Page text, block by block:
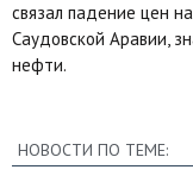
связал падение цен
Саудовской Аравии,
нефти.
НОВОСТИ ПО ТЕМЕ: